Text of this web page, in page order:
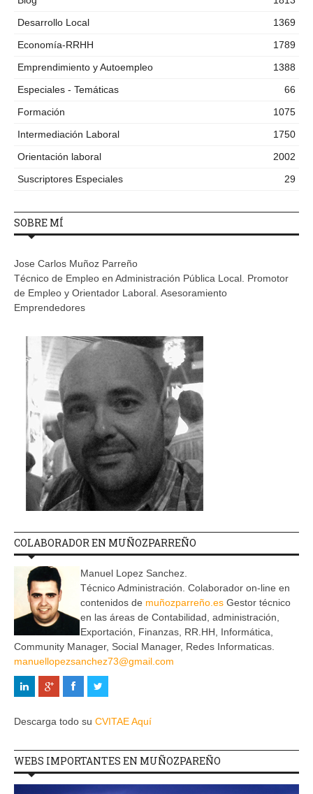
Desarrollo Local
1369
Economía-RRHH
1789
Emprendimiento y Autoempleo
1388
Especiales - Temáticas
66
Formación
1075
Intermediación Laboral
1750
Orientación laboral
2002
Suscriptores Especiales
29
SOBRE MÍ
Jose Carlos Muñoz Parreño
Técnico de Empleo en Administración Pública Local. Promotor
de Empleo y Orientador Laboral. Asesoramiento
Emprendedores
COLABORADOR EN MUÑOZPARREÑO
Manuel Lopez Sanchez.
Técnico Administración. Colaborador on-line en
contenidos de muñozparreño.es Gestor técnico
en las áreas de Contabilidad, administración,
Exportación, Finanzas, RR.HH, Informática,
Community Manager, Social Manager, Redes Informaticas.
manuellopezsanchez73@gmail.com
Descarga todo su CVITAE Aquí
WEBS IMPORTANTES EN MUÑOZPAREÑO